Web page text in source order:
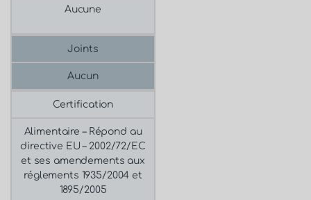
Aucune
Joints
Aucun
Certification
Alimentaire – Répond au
directive EU – 2002/72/EC
et ses amendements aux
réglements 1935/2004 et
1895/2005